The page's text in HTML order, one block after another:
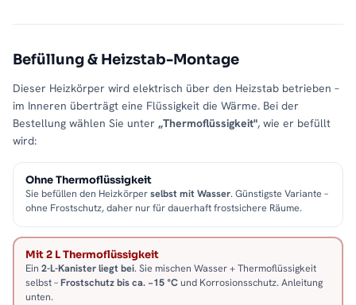
Befüllung & Heizstab-Montage
Dieser Heizkörper wird elektrisch über den Heizstab betrieben –
im Inneren überträgt eine Flüssigkeit die Wärme. Bei der
Bestellung wählen Sie unter „Thermoflüssigkeit", wie er befüllt
wird:
Ohne Thermoflüssigkeit
Sie befüllen den Heizkörperselbst mit Wasser. Günstigste Variante –
ohne Frostschutz, daher nur für dauerhaft frostsichere Räume.
Mit 2 L Thermoflüssigkeit
Ein 2-L-Kanister liegt bei. Sie mischen Wasser + Thermoflüssigkeit
selbst –Frostschutz bis ca. −15 °Cund Korrosionsschutz. Anleitung
unten.